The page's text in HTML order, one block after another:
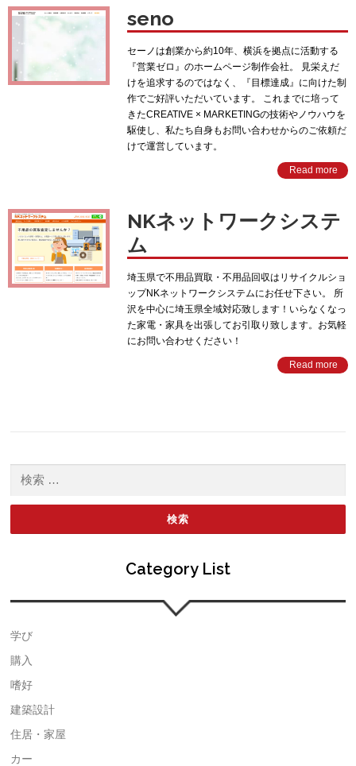
seno
セーノは創業から約10年、横浜を拠点に活動する
『営業ゼロ』のホームページ制作会社。 見栄えだ
けを追求するのではなく、『目標達成』に向けた制
作でご好評いただいています。 これまでに培って
きたCREATIVE × MARKETINGの技術やノウハウを
駆使し、私たち自身もお問い合わせからのご依頼だ
けで運営しています。
Read more
NKネットワークシステ
ム
埼玉県で不用品買取・不用品回収はリサイクルショ
ップNKネットワークシステムにお任せ下さい。 所
沢を中心に埼玉県全域対応致します！いらなくなっ
た家電・家具を出張してお引取り致します。お気軽
にお問い合わせください！
Read more
検索:
Category List
学び
購入
嗜好
建築設計
住居・家屋
カー